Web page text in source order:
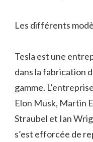
Les différents
Tesla est une
dans la fabrication
gamme.
Elon Musk, Martin
Straubel et Ian
s’est efforcée de